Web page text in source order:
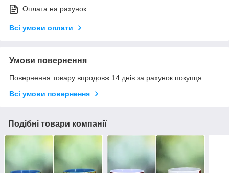
Оплата на рахунок
Всі умови оплати
Умови повернення
Повернення товару впродовж 14 днів за рахунок покупця
Всі умови повернення
Подібні товари компанії